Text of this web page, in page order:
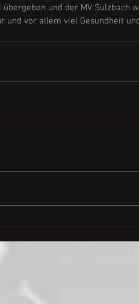
und der MV Sulzbach
und vor allem viel Gesundheit